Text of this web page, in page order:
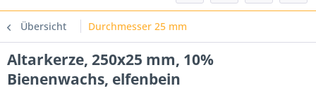
Übersicht Durchmesser 25 mm
Altarkerze, 250x25 mm, 10%
Bienenwachs, elfenbein